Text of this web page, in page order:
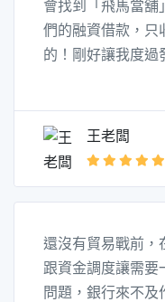
會找到「飛馬當舖
們的融資借款，只
的！剛好讓我度過
王老闆
還沒有貿易戰前，
跟資金調度讓需要
問題，銀行來不